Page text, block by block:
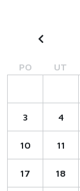
PO UT
3 4
10 11
17 18